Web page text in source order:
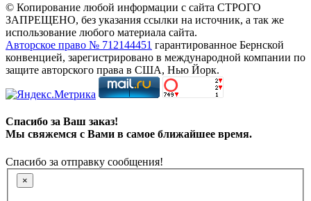
© Копирование любой информации с сайта СТРОГО
ЗАПРЕЩЕНО, без указания ссылки на источник, а так же
использование любого материала сайта.
Авторское право № 712144451 гарантированное Бернской
конвенцией, зарегистрировано в международной компании по
защите авторского права в США, Нью Йорк.
Спасибо за Ваш заказ!
Мы свяжемся с Вами в самое ближайшее время.
Спасибо за отправку сообщения!
×